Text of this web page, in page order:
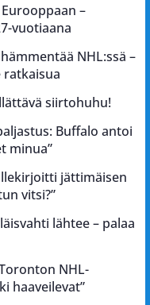
–
vuotiaana
NHL:ssä –
ratkaisua
siirtohuhu!
Buffalo antoi
minua”
jättimäisen
vitsi?”
lähtee – palaa
NHL-
haaveilevat”